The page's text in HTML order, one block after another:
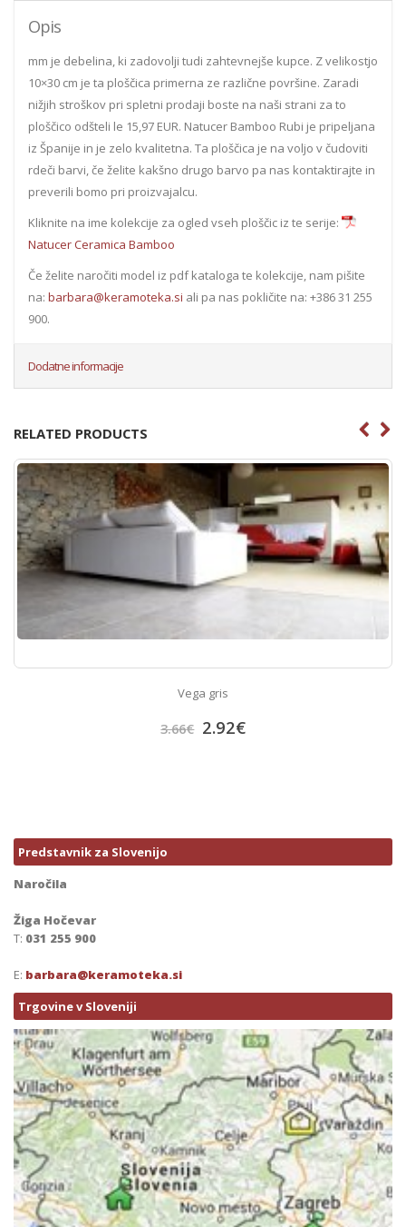
Opis
mm je debelina, ki zadovolji tudi zahtevnejše kupce. Z velikostjo
10×30 cm je ta ploščica primerna ze različne površine. Zaradi
nižjih stroškov pri spletni prodaji boste na naši strani za to
ploščico odšteli le 15,97 EUR. Natucer Bamboo Rubi je pripeljana
iz Španije in je zelo kvalitetna. Ta ploščica je na voljo v čudoviti
rdeči barvi, če želite kakšno drugo barvo pa nas kontaktirajte in
preverili bomo pri proizvajalcu.
Kliknite na ime kolekcije za ogled vseh ploščic iz te serije:
Natucer Ceramica Bamboo
Če želite naročiti model iz pdf kataloga te kolekcije, nam pišite
na: barbara@keramoteka.si ali pa nas pokličite na: +386 31 255
900.
Dodatne informacije
RELATED PRODUCTS
Vega gris
3.66€ 2.92€
Predstavnik za Slovenijo
Naročila
Žiga Hočevar
T: 031 255 900
E: barbara@keramoteka.si
Trgovine v Sloveniji